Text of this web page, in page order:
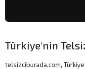
Türkiye'nin
telsizciburada.com,